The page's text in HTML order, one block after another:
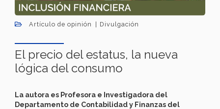
Artículo de opinión Divulgación
El precio del estatus, la nueva
lógica del consumo
La autora es Profesora e Investigadora del
Departamento de Contabilidad y Finanzas del